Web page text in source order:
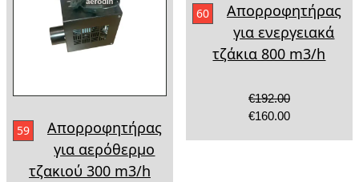
59
Απορροφητήρας
για αερόθερμο
τζακιού 300 m3/h
60
Απορροφητήρας
για ενεργειακά
τζάκια 800 m3/h
€192.00
€160.00